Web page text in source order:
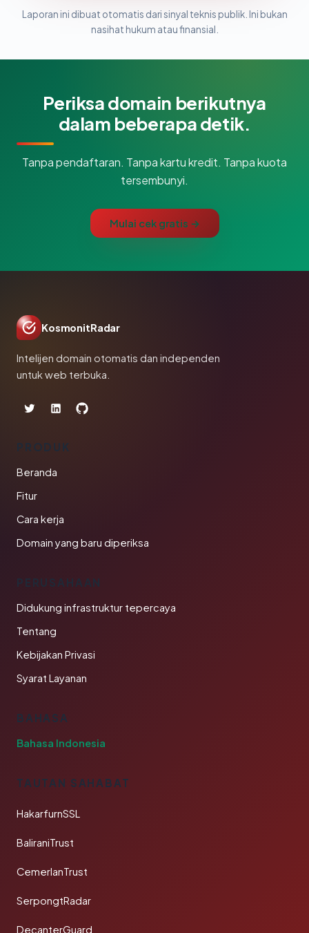
Laporan ini dibuat otomatis dari sinyal teknis publik. Ini bukan
nasihat hukum atau finansial.
Periksa domain berikutnya
dalam beberapa detik.
Tanpa pendaftaran. Tanpa kartu kredit. Tanpa kuota
tersembunyi.
Mulai cek gratis →
KosmonitRadar
Intelijen domain otomatis dan independen
untuk web terbuka.
PRODUK
Beranda
Fitur
Cara kerja
Domain yang baru diperiksa
PERUSAHAAN
Didukung infrastruktur tepercaya
Tentang
Kebijakan Privasi
Syarat Layanan
BAHASA
Bahasa Indonesia
TAUTAN SAHABAT
HakarfurnSSL
BaliraniTrust
CemerlanTrust
SerpongtRadar
DecanterGuard